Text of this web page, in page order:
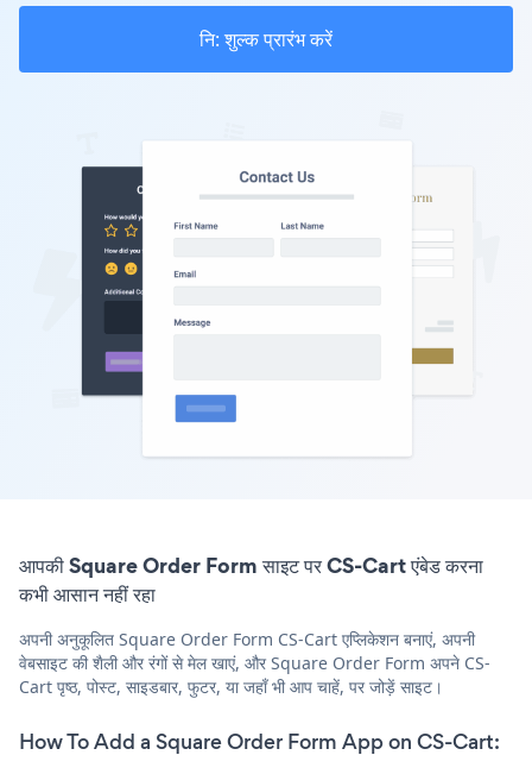
नि: शुल्क प्रारंभ करें
आपकी Square Order Form साइट पर CS-Cart एंबेड करना
कभी आसान नहीं रहा
अपनी अनुकूलित Square Order Form CS-Cart एप्लिकेशन बनाएं, अपनी
वेबसाइट की शैली और रंगों से मेल खाएं, और Square Order Form अपने CS-
Cart पृष्ठ, पोस्ट, साइडबार, फुटर, या जहाँ भी आप चाहें, पर जोड़ें साइट।
How To Add a Square Order Form App on CS-Cart: